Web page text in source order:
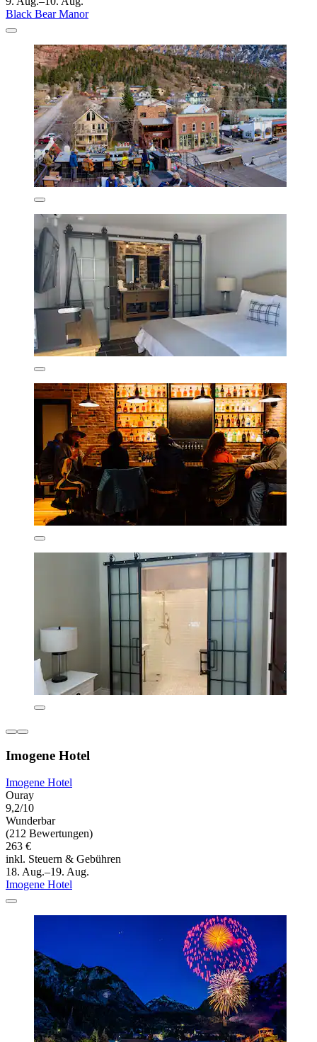
Black Bear Manor
Imogene Hotel
Imogene Hotel
Ouray
9,2/10
Wunderbar
(212 Bewertungen)
263 €
inkl. Steuern & Gebühren
18. Aug.–19. Aug.
Imogene Hotel